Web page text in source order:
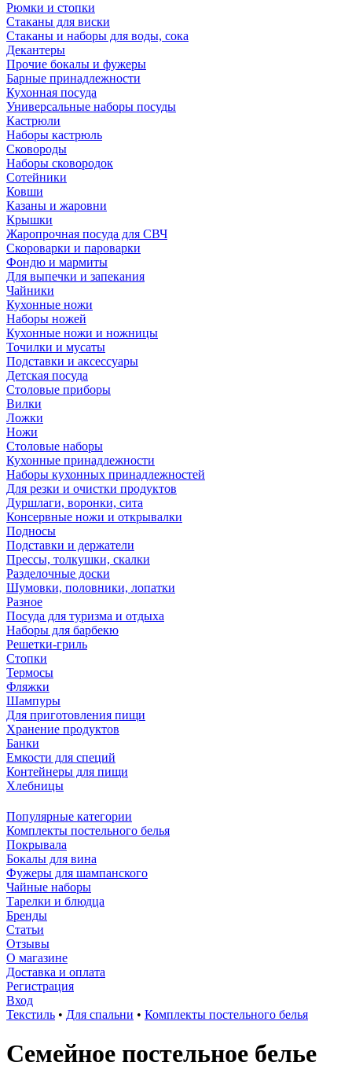
Рюмки и стопки
Стаканы для виски
Стаканы и наборы для воды, сока
Декантеры
Прочие бокалы и фужеры
Барные принадлежности
Кухонная посуда
Универсальные наборы посуды
Кастрюли
Наборы кастрюль
Сковороды
Наборы сковородок
Сотейники
Ковши
Казаны и жаровни
Крышки
Жаропрочная посуда для СВЧ
Скороварки и пароварки
Фондю и мармиты
Для выпечки и запекания
Чайники
Кухонные ножи
Наборы ножей
Кухонные ножи и ножницы
Точилки и мусаты
Подставки и аксессуары
Детская посуда
Столовые приборы
Вилки
Ложки
Ножи
Столовые наборы
Кухонные принадлежности
Наборы кухонных принадлежностей
Для резки и очистки продуктов
Дуршлаги, воронки, сита
Консервные ножи и открывалки
Подносы
Подставки и держатели
Прессы, толкушки, скалки
Разделочные доски
Шумовки, половники, лопатки
Разное
Посуда для туризма и отдыха
Наборы для барбекю
Решетки-гриль
Стопки
Термосы
Фляжки
Шампуры
Для приготовления пищи
Хранение продуктов
Банки
Емкости для специй
Контейнеры для пищи
Хлебницы
Популярные категории
Комплекты постельного белья
Покрывала
Бокалы для вина
Фужеры для шампанского
Чайные наборы
Тарелки и блюдца
Бренды
Статьи
Отзывы
О магазине
Доставка и оплата
Регистрация
Вход
Текстиль • Для спальни • Комплекты постельного белья
Семейное постельное белье